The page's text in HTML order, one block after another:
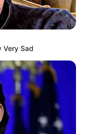
Very Sad